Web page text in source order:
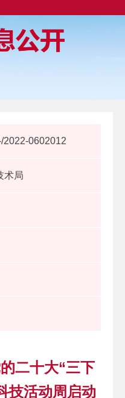
2022-0602012
术局
二十大“三下
技活动周启动